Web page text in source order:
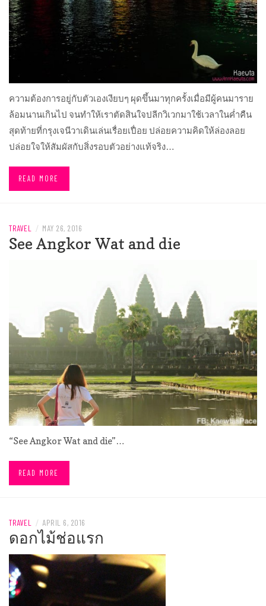
ความต้องการอยู่กับตัวเองเงียบๆ ผุดขึ้นมาทุกครั้งเมื่อมีผู้คนมาราย
ล้อมนานเกินไป จนทำให้เราตัดสินใจปลีกวิเวกมาใช้เวลาในค่ำคืน
สุดท้ายที่กรุงเจนีวาเดินเล่นเรื่อยเปื่อย ปล่อยความคิดให้ล่องลอย
ปล่อยใจให้สัมผัสกับสิ่งรอบตัวอย่างแท้จริง…
READ MORE
TRAVEL / MAY 26, 2016
See Angkor Wat and die
“See Angkor Wat and die”…
READ MORE
TRAVEL / APRIL 6, 2016
ดอกไม้ช่อแรก